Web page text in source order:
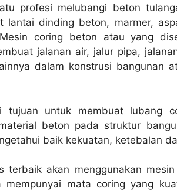
profesi melubangi beton
lantai dinding beton, marmer,
coring beton atau yang
jalanan air, jalur pipa,
dalam konstrusi bangunan
tujuan untuk membuat lubang
beton pada struktur
baik kekuatan, ketebalan
terbaik akan menggunakan
mempunyai mata coring yang